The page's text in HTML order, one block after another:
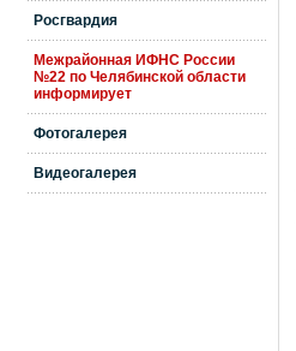
Росгвардия
Межрайонная ИФНС России
№22 по Челябинской области
информирует
Фотогалерея
Видеогалерея